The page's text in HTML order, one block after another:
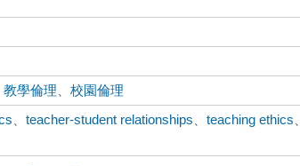
教學倫理 、校園倫理
、teacher-student relationships 、teaching ethics